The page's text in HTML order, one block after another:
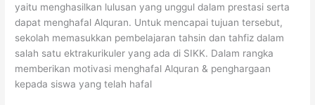
yaitu menghasilkan lulusan yang unggul dalam prestasi serta
dapat menghafal Alquran. Untuk mencapai tujuan tersebut,
sekolah memasukkan pembelajaran tahsin dan tahfiz dalam
salah satu ektrakurikuler yang ada di SIKK. Dalam rangka
memberikan motivasi menghafal Alquran & penghargaan
kepada siswa yang telah hafal